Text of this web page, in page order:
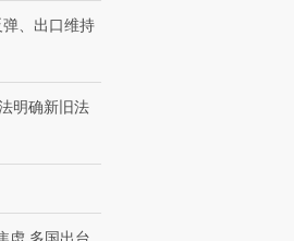
第三对
住三大增长引擎是什么？
、出口维持
明确新旧法
虑 多国出台